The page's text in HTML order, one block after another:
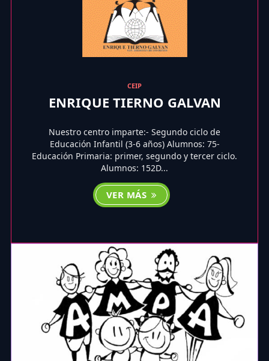
CEIP
ENRIQUE TIERNO GALVAN
Nuestro centro imparte:- Segundo ciclo de
Educación Infantil (3-6 años) Alumnos: 75-
Educación Primaria: primer, segundo y tercer ciclo.
Alumnos: 152D...
VER MÁS